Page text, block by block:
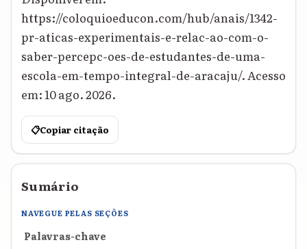
https://coloquioeducon.com/hub/anais/1342-
pr-aticas-experimentais-e-relac-ao-com-o-
saber-percepc-oes-de-estudantes-de-uma-
escola-em-tempo-integral-de-aracaju/. Acesso
em: 10 ago. 2026.
📋Copiar citação
Sumário
NAVEGUE PELAS SEÇÕES
Palavras-chave